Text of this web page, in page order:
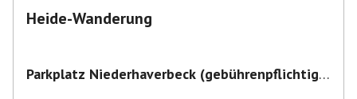
Heide-Wanderung
Parkplatz Niederhaverbeck (gebührenpflichtig),